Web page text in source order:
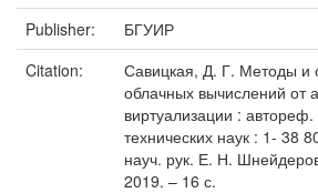
Publisher:
БГУИР
Citation:
Савицкая, Д. Г. Методы и
облачных вычислений от
виртуализации :
технических наук : 1- 38
науч. рук. Е. Н.
2019. – 16 с.